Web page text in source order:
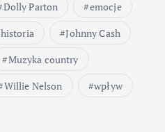
a
n
i
Dolly Parton
emocje
historia
Johnny Cash
Muzyka country
Willie Nelson wpływ